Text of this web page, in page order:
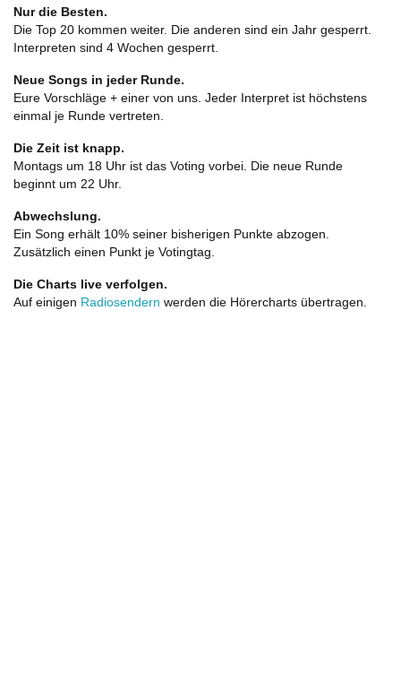
Nur die Besten.
Die Top 20 kommen weiter. Die anderen sind ein Jahr gesperrt.
Interpreten sind 4 Wochen gesperrt.
Neue Songs in jeder Runde.
Eure Vorschläge + einer von uns. Jeder Interpret ist höchstens
einmal je Runde vertreten.
Die Zeit ist knapp.
Montags um 18 Uhr ist das Voting vorbei. Die neue Runde
beginnt um 22 Uhr.
Abwechslung.
Ein Song erhält 10% seiner bisherigen Punkte abzogen.
Zusätzlich einen Punkt je Votingtag.
Die Charts live verfolgen.
Auf einigen Radiosendern werden die Hörercharts übertragen.